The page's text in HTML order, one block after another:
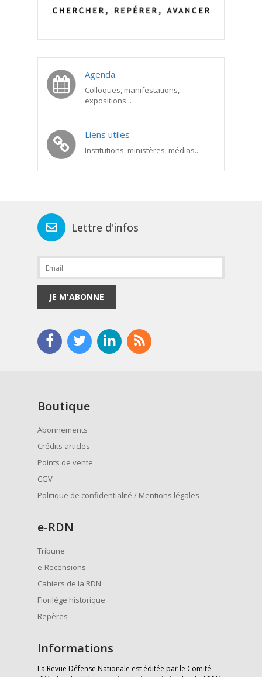
Agenda
Colloques, manifestations,
expositions...
Liens utiles
Institutions, ministères, médias...
Lettre d'infos
JE M'ABONNE
Boutique
Abonnements
Crédits articles
Points de vente
CGV
Politique de confidentialité / Mentions légales
e-RDN
Tribune
e-Recensions
Cahiers de la RDN
Florilège historique
Repères
Informations
La Revue Défense Nationale est éditée par le Comité